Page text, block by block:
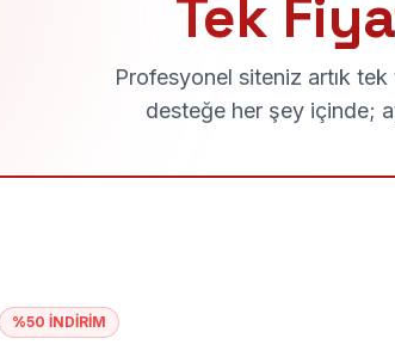
Tek
Profesyonel siteniz artık
desteğe her şey içinde;
%50 İNDİRİM